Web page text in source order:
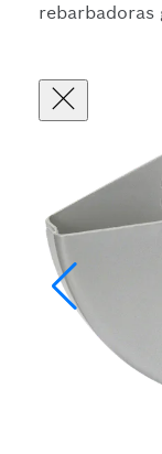
rebarbadoras